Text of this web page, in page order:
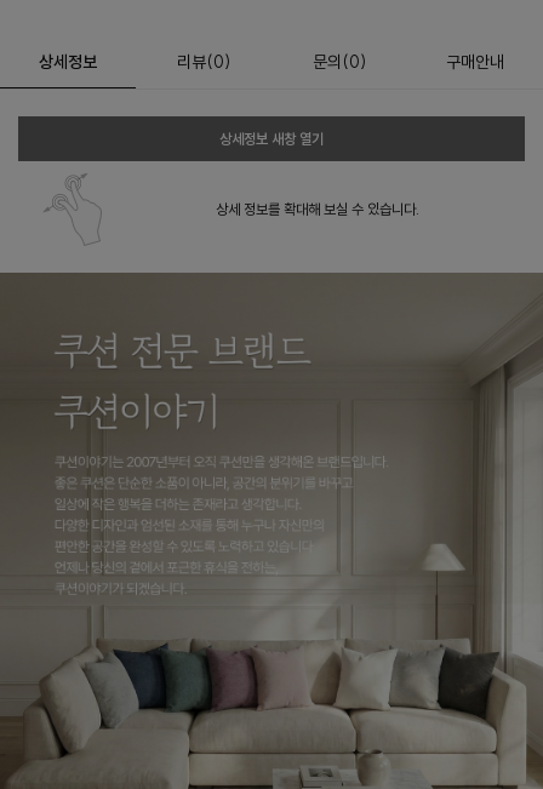
상세정보 리뷰(0) 문의 (0) 구매안내
상세정보 새창 열기
상세 정보를 확대해 보실 수 있습니다.